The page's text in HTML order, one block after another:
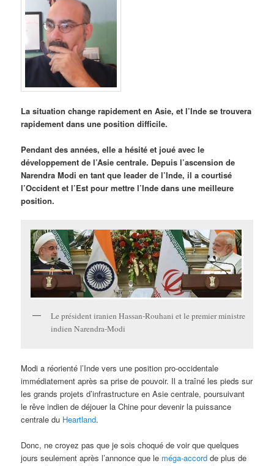
La situation change rapidement en Asie, et l’Inde se trouvera
rapidement dans une position difficile.
Pendant des années, elle a hésité et joué avec le
développement de l’Asie centrale. Depuis l’ascension de
Narendra Modi en tant que leader de l’Inde, il a courtisé
l’Occident et l’Est pour mettre l’Inde dans une meilleure
position.
Le président iranien Hassan-Rouhani et le premier ministre
indien Narendra-Modi
Modi a réorienté l’Inde vers une position pro-occidentale
immédiatement après sa prise de pouvoir. Il a traîné les pieds sur
les grands projets d’infrastructure en Asie centrale, poursuivant
le rêve indien de déjouer la Chine pour devenir la puissance
centrale du Heartland.
Donc, ne croyez pas que je sois choqué de voir que quelques
jours seulement après l’annonce que le méga-accord de plus de